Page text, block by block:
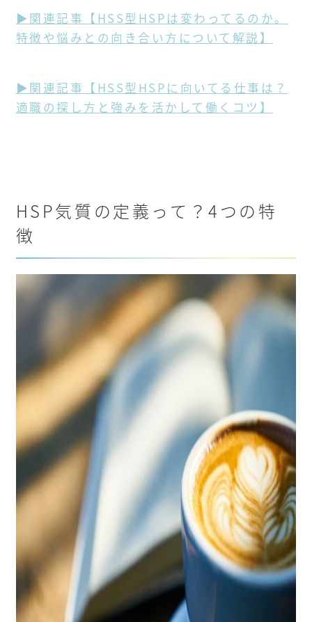
▶関連記事【HSS型HSPは変わってるのか。
特徴や悩みとの向き合い方について解説】
▶関連記事【HSS型HSPに向いてる仕事は？
適職の探し方と強みを活かして働くコツ】
HSP気質の定義って？4つの特
徴